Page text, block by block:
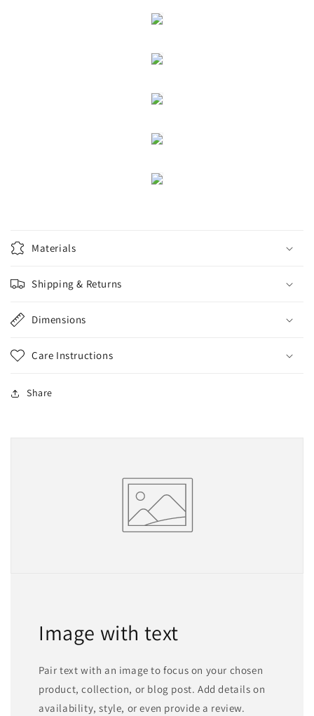
Materials
Shipping & Returns
Dimensions
Care Instructions
Share
Image with text
Pair text with an image to focus on your chosen
product, collection, or blog post. Add details on
availability, style, or even provide a review.